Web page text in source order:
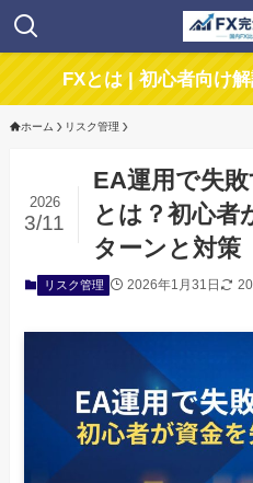
FXとは | 初心者向け
ホーム リスク管理
EA運用で失
とは？初心者
ターンと対策
2026
3/11
リスク管理 2026年1月31日